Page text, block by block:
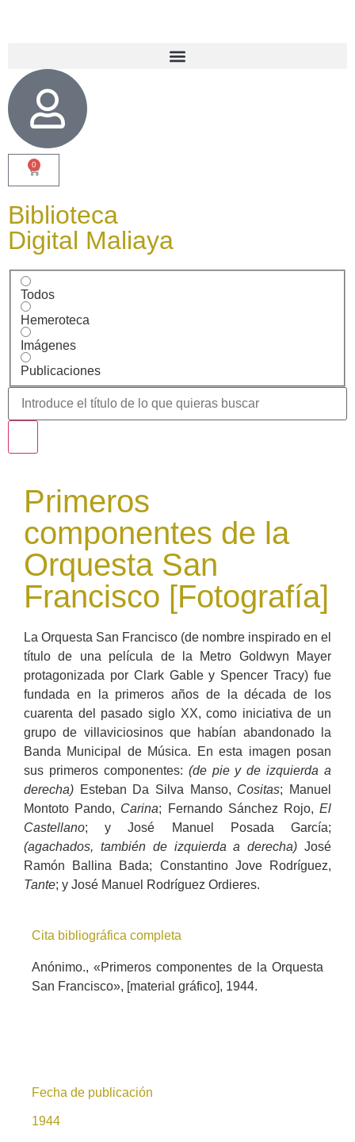
0
Biblioteca
Digital Maliaya
Todos
Hemeroteca
Imágenes
Publicaciones
Primeros
componentes de la
Orquesta San
Francisco [Fotografía]
La Orquesta San Francisco (de nombre inspirado en el
título de una película de la Metro Goldwyn Mayer
protagonizada por Clark Gable y Spencer Tracy) fue
fundada en la primeros años de la década de los
cuarenta del pasado siglo XX, como iniciativa de un
grupo de villaviciosinos que habían abandonado la
Banda Municipal de Música. En esta imagen posan
sus primeros componentes: (de pie y de izquierda a
derecha) Esteban Da Silva Manso, Cositas; Manuel
Montoto Pando, Carina; Fernando Sánchez Rojo,El
Castellano; y José Manuel Posada García;
(agachados, también de izquierda a derecha) José
Ramón Ballina Bada; Constantino Jove Rodríguez,
Tante; y José Manuel Rodríguez Ordieres.
Cita bibliográfica completa
Anónimo., «Primeros componentes de la Orquesta
San Francisco», [material gráfico], 1944.
Fecha de publicación
1944